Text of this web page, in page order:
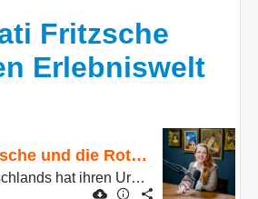
Fritzsche
Erlebniswelt
Staffel 8 Folge 6 - Kati Fritzsche und die Rotkäppchen Erlebniswelt
Die beliebteste Sektmarke Deutschlands hat ihren Ursprung in Sachsen-Anhalt: In Freyburg in der Region Saale-Unstrut wurde 1856 Rotkäppchen gegründet. Was die Rotkäppchen Erlebniswelt bietet, verrät Leiterin Kati Fritzsche im Podcast.